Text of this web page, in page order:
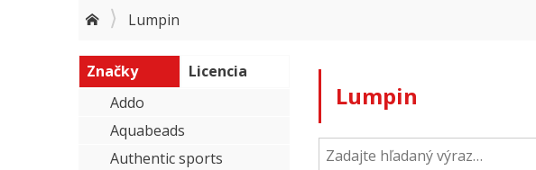
Lumpin
Značky
Licencia
Addo
Aquabeads
Authentic sports
Lumpin